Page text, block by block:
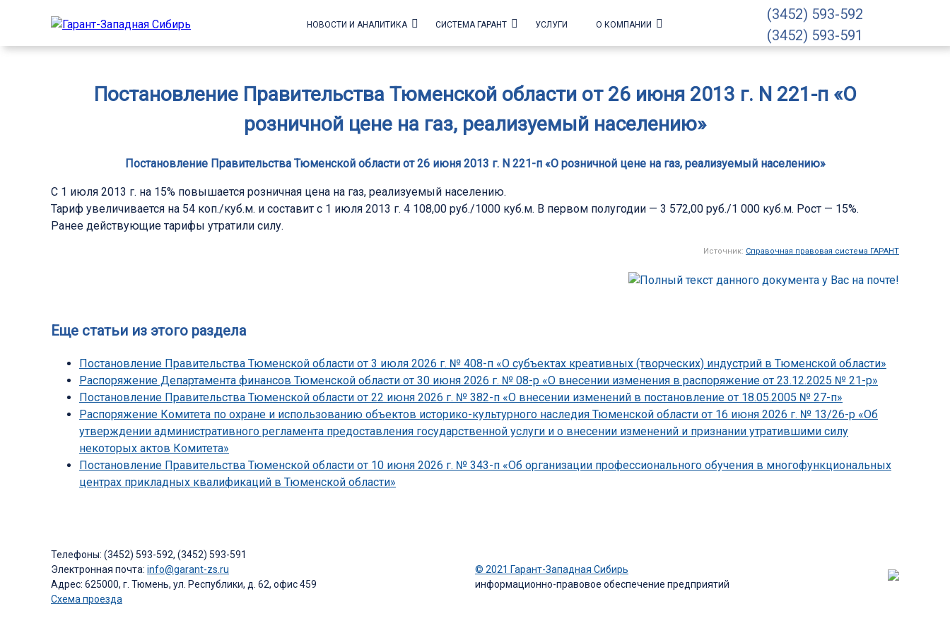
НОВОСТИ И АНАЛИТИКА СИСТЕМА ГАРАНТ УСЛУГИ О КОМПАНИИ
(3452) 593-592
(3452) 593-591
Постановление Правительства Тюменской области от 26 июня 2013 г. N 221-п «О
розничной цене на газ, реализуемый населению»
Постановление Правительства Тюменской области от 26 июня 2013 г. N 221-п «О розничной цене на газ, реализуемый населению»
С 1 июля 2013 г. на 15% повышается розничная цена на газ, реализуемый населению.
Тариф увеличивается на 54 коп./куб.м. и составит с 1 июля 2013 г. 4 108,00 руб./1000 куб.м. В первом полугодии — 3 572,00 руб./1 000 куб.м. Рост — 15%.
Ранее действующие тарифы утратили силу.
Источник: Справочная правовая система ГАРАНТ
Еще статьи из этого раздела
Постановление Правительства Тюменской области от 3 июля 2026 г. № 408-п «О субъектах креативных (творческих) индустрий в Тюменской области»
Распоряжение Департамента финансов Тюменской области от 30 июня 2026 г. № 08-р «О внесении изменения в распоряжение от 23.12.2025 № 21-р»
Постановление Правительства Тюменской области от 22 июня 2026 г. № 382-п «О внесении изменений в постановление от 18.05.2005 № 27-п»
Распоряжение Комитета по охране и использованию объектов историко-культурного наследия Тюменской области от 16 июня 2026 г. № 13/26-р «Об
утверждении административного регламента предоставления государственной услуги и о внесении изменений и признании утратившими силу
некоторых актов Комитета»
Постановление Правительства Тюменской области от 10 июня 2026 г. № 343-п «Об организации профессионального обучения в многофункциональных
центрах прикладных квалификаций в Тюменской области»
Телефоны: (3452) 593-592, (3452) 593-591
Электронная почта: info@garant-zs.ru
Адрес: 625000, г. Тюмень, ул. Республики, д. 62, офис 459
Схема проезда
© 2021 Гарант-Западная Сибирь
информационно-правовое обеспечение предприятий